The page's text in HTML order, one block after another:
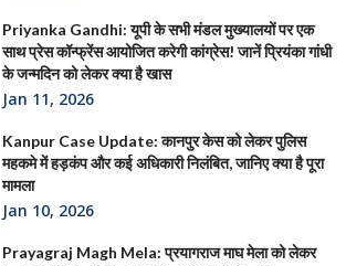
Priyanka Gandhi: यूपी के सभी मंडल मुख्यालयों पर एक
साथ प्रेस कॉन्फ्रेंस आयोजित करेगी कांग्रेस! जानें प्रियंका गांधी
के जन्मदिन को लेकर क्या है खास
Jan 11, 2026
Kanpur Case Update: कानपुर केस को लेकर पुलिस
महकमे में हड़कंप और कई अधिकारी निलंबित, जानिए क्या है पूरा
मामला
Jan 10, 2026
Prayagraj Magh Mela: प्रयागराज माघ मेला को लेकर